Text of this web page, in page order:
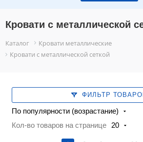
Кровати с металлической
Каталог
Кровати металлические
Кровати с металлической сеткой
ФИЛЬТР
По популярности (возрастание)
Кол-во товаров на странице
20